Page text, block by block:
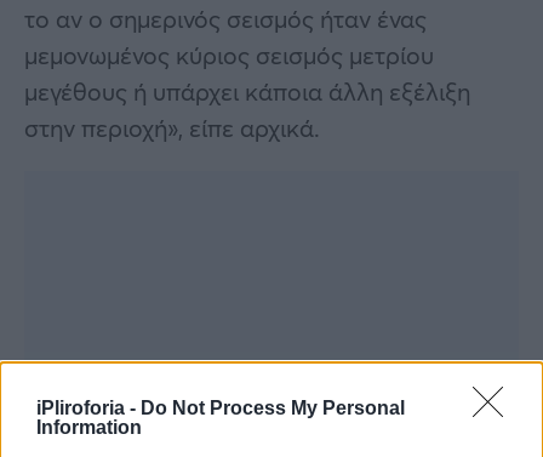
iPliroforia - Do Not Process My Personal
Information
το αν ο σημερινός σεισμός ήταν ένας
μεμονωμένος κύριος σεισμός μετρίου
μεγέθους ή υπάρχει κάποια άλλη εξέλιξη
στην περιοχή», είπε αρχικά.